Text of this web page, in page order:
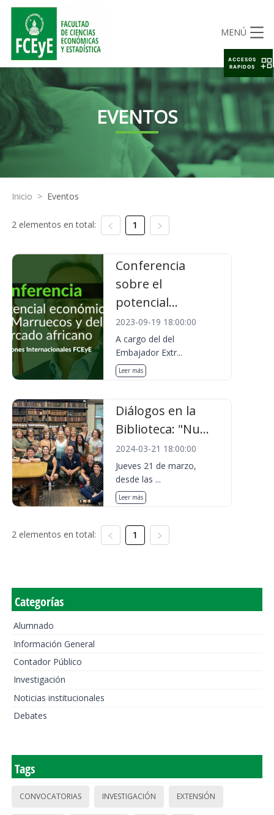
MENÚ
EVENTOS
Inicio > Eventos
2 elementos en total: 1
Conferencia
sobre el
potencial...
2023-09-19 18:00:00
A cargo del del
Embajador Extr...
Leer más
Diálogos en la
Biblioteca: "Nu...
2024-03-21 18:00:00
Jueves 21 de marzo,
desde las ...
Leer más
2 elementos en total: 1
Categorías
Alumnado
Información General
Contador Público
Investigación
Noticias institucionales
Debates
Tags
CONVOCATORIAS INVESTIGACIÓN EXTENSIÓN
ACCESOS
RAPIDOS